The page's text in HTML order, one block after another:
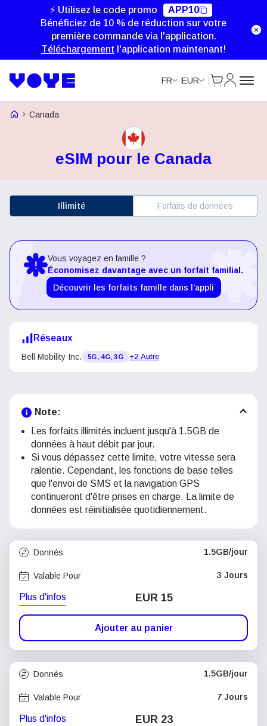
⚡ Utilisez le code promo
APP10
Bénéficiez de 10 % de réduction sur votre
première commande via l'application.
Téléchargement l'application maintenant!
FR EUR
Voye Homepage
Canada
eSIM pour le Canada
Illimité Forfaits de données
Vous voyagez en famille ?
Économisez davantage avec un forfait familial.
Découvrir les forfaits famille dans l'appli
Réseaux
Bell Mobility Inc. 5G, 4G, 3G +2 Autre
Note:
Les forfaits illimités incluent jusqu'à 1.5GB de
données à haut débit par jour.
Si vous dépassez cette limite, votre vitesse sera
ralentie. Cependant, les fonctions de base telles
que l'envoi de SMS et la navigation GPS
continueront d'être prises en charge. La limite de
données est réinitialisée quotidiennement.
Donnés 1.5GB/jour
Valable Pour 3 Jours
Plus d'infos EUR 15
Ajouter au panier
Donnés 1.5GB/jour
Valable Pour 7 Jours
Plus d'infos EUR 23